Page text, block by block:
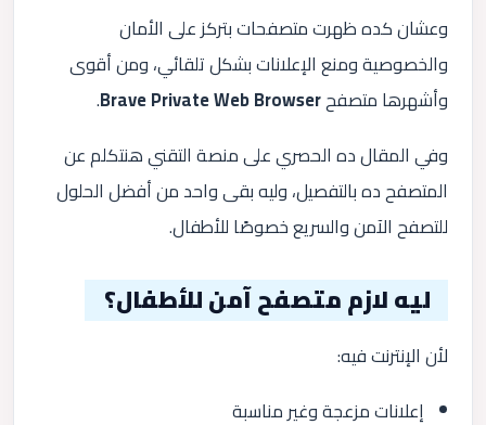
وعشان كده ظهرت متصفحات بتركز على الأمان
والخصوصية ومنع الإعلانات بشكل تلقائي، ومن أقوى
وأشهرها متصفحBrave Private Web Browser
.
وفي المقال ده الحصري على منصة التقني هنتكلم عن
المتصفح ده بالتفصيل، وليه بقى واحد من أفضل الحلول
للتصفح الآمن والسريع خصوصًا للأطفال.
ليه لازم متصفح آمن للأطفال؟
لأن الإنترنت فيه:
إعلانات مزعجة وغير مناسبة